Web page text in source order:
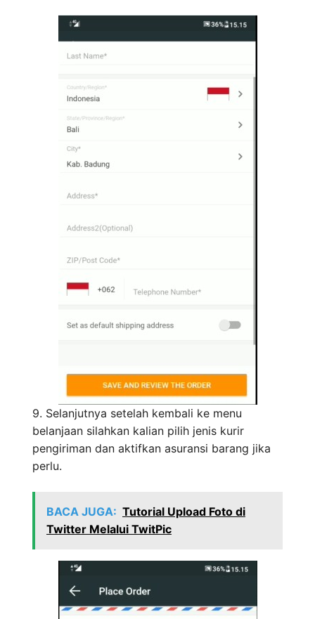
9. Selanjutnya setelah kembali ke menu
belanjaan silahkan kalian pilih jenis kurir
pengiriman dan aktifkan asuransi barang jika
perlu.
BACA JUGA: Tutorial Upload Foto di
Twitter Melalui TwitPic